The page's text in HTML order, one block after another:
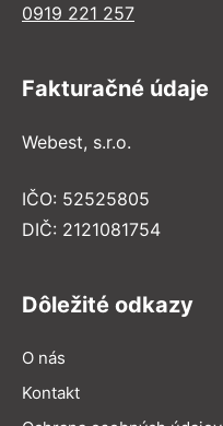
0919 221 257
Fakturačné údaje
Webest, s.r.o.
IČO: 52525805
DIČ: 2121081754
Dôležité odkazy
O nás
Kontakt